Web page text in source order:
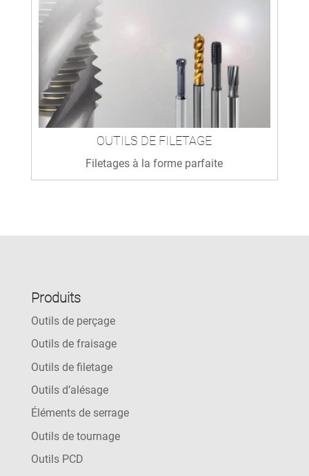
OUTILS DE FILETAGE
Filetages à la forme parfaite
Produits
Outils de perçage
Outils de fraisage
Outils de filetage
Outils d’alésage
Éléments de serrage
Outils de tournage
Outils PCD